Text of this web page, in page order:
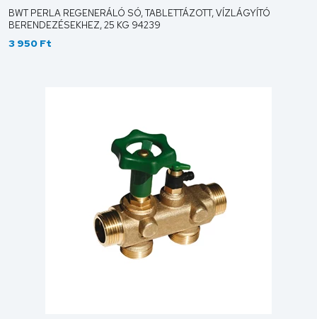
BWT PERLA REGENERÁLÓ SÓ, TABLETTÁZOTT, VÍZLÁGYÍTÓ
BERENDEZÉSEKHEZ, 25 KG 94239
3 950 Ft